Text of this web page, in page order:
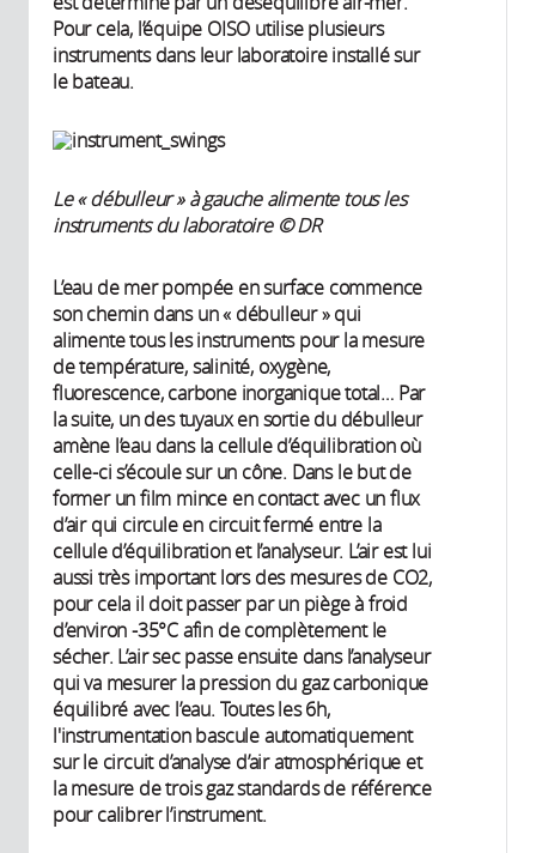
Pour cela, l’équipe OISO utilise plusieurs
instruments dans leur laboratoire installé sur
le bateau.
Le « débulleur » à gauche alimente tous les
instruments du laboratoire © DR
L’eau de mer pompée en surface commence
son chemin dans un « débulleur » qui
alimente tous les instruments pour la mesure
de température, salinité, oxygène,
fluorescence, carbone inorganique total… Par
la suite, un des tuyaux en sortie du débulleur
amène l’eau dans la cellule d’équilibration où
celle-ci s’écoule sur un cône. Dans le but de
former un film mince en contact avec un flux
d’air qui circule en circuit fermé entre la
cellule d’équilibration et l’analyseur. L’air est lui
aussi très important lors des mesures de CO2,
pour cela il doit passer par un piège à froid
d’environ -35°C afin de complètement le
sécher. L’air sec passe ensuite dans l’analyseur
qui va mesurer la pression du gaz carbonique
équilibré avec l’eau. Toutes les 6h,
l'instrumentation bascule automatiquement
sur le circuit d’analyse d’air atmosphérique et
la mesure de trois gaz standards de référence
pour calibrer l’instrument.